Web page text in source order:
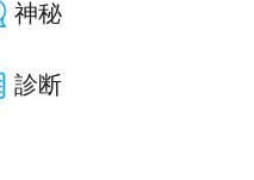
神秘
診断